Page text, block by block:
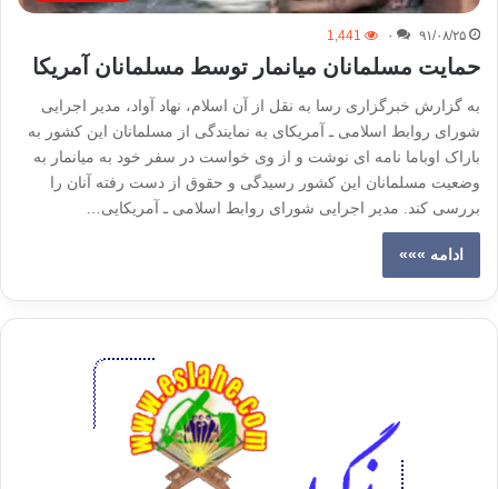
۹۱/۰۸/۲۵ ۰ 1,441
حمایت مسلمانان میانمار توسط مسلمانان آمریکا
به گزارش خبرگزاری رسا به نقل از آن اسلام، نهاد آواد، مدیر اجرایی
شورای روابط اسلامی ـ آمریکای به نمایندگی از مسلمانان این کشور به
باراک اوباما نامه ای نوشت و از وی خواست در سفر خود به میانمار به
وضعیت مسلمانان این کشور رسیدگی و حقوق از دست رفته آنان را
بررسی کند. مدیر اجرایی شورای روابط اسلامی ـ آمریکایی…
ادامه »»»